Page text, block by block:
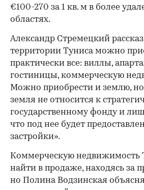
€100-270 за 1 кв. м в более
областях.
Александр Стремецкий
территории Туниса можно
практически все: виллы,
гостиницы, коммерческую
Можно приобрести и землю, но
земля не относится к
государственному фонду и
что под нее будет
застройки».
Коммерческую недвижимость
найти в продаже, находясь за
но Полина Водзинская